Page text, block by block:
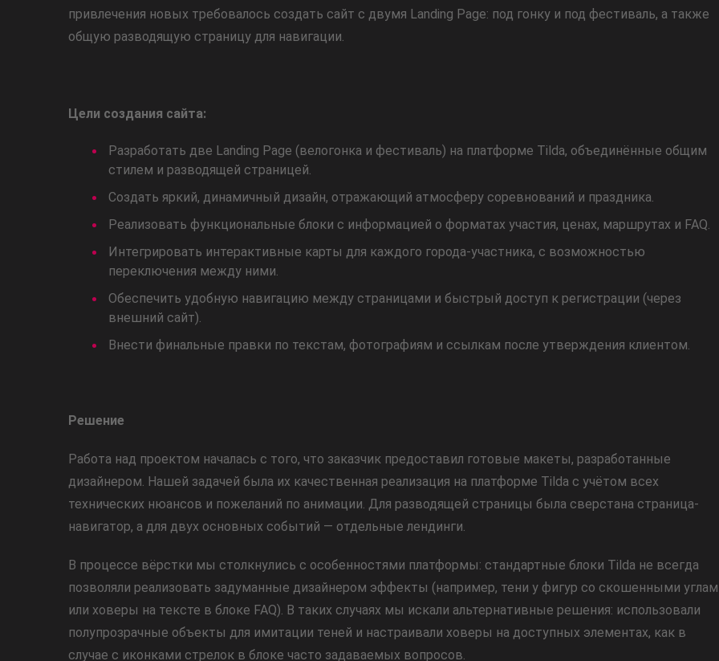
привлечения новых требовалось создать сайт с двумя Landing Page: под гонку и под фестиваль, а также
общую разводящую страницу для навигации.
Цели создания сайта:
Разработать две Landing Page (велогонка и фестиваль) на платформе Tilda, объединённые общим
стилем и разводящей страницей.
Создать яркий, динамичный дизайн, отражающий атмосферу соревнований и праздника.
Реализовать функциональные блоки с информацией о форматах участия, ценах, маршрутах и FAQ.
Интегрировать интерактивные карты для каждого города-участника, с возможностью
переключения между ними.
Обеспечить удобную навигацию между страницами и быстрый доступ к регистрации (через
внешний сайт).
Внести финальные правки по текстам, фотографиям и ссылкам после утверждения клиентом.
Решение
Работа над проектом началась с того, что заказчик предоставил готовые макеты, разработанные
дизайнером. Нашей задачей была их качественная реализация на платформе Tilda с учётом всех
технических нюансов и пожеланий по анимации. Для разводящей страницы была сверстана страница-
навигатор, а для двух основных событий — отдельные лендинги.
В процессе вёрстки мы столкнулись с особенностями платформы: стандартные блоки Tilda не всегда
позволяли реализовать задуманные дизайнером эффекты (например, тени у фигур со скошенными
или ховеры на тексте в блоке FAQ). В таких случаях мы искали альтернативные решения: использовали
полупрозрачные объекты для имитации теней и настраивали ховеры на доступных элементах, как в
случае с иконками стрелок в блоке часто задаваемых вопросов.